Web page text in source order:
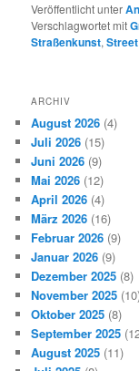
Veröffentlicht unter
Verschlagwortet mit
Straßenkunst,
ARCHIV
August 2026 (4)
Juli 2026 (15)
Juni 2026 (9)
Mai 2026 (12)
April 2026 (4)
März 2026 (16)
Februar 2026 (9)
Januar 2026 (9)
Dezember 2025 (8)
November 2025
Oktober 2025 (8)
September 2025
August 2025 (11)